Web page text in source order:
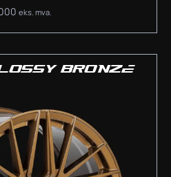
eks. mva.
BRONZE